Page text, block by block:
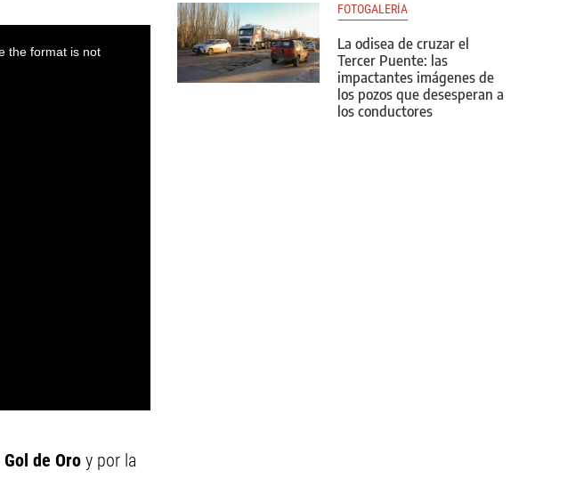
Gol de Oro y por la
FOTOGALERÍA
La odisea de cruzar el
Tercer Puente: las
impactantes imágenes de
los pozos que desesperan a
los conductores